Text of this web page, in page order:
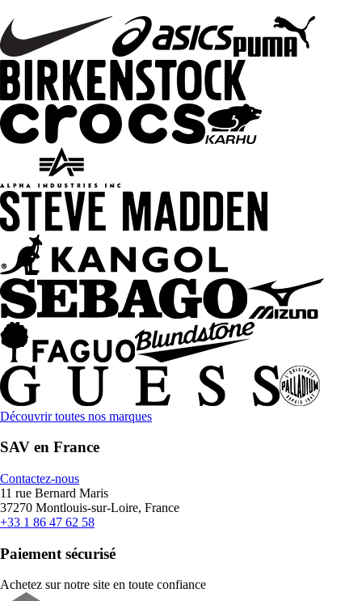
Découvrir toutes nos marques
SAV en France
Contactez-nous
11 rue Bernard Maris
37270 Montlouis-sur-Loire, France
+33 1 86 47 62 58
Paiement sécurisé
Achetez sur notre site en toute confiance